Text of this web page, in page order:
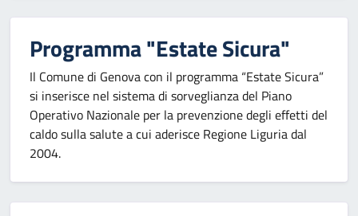
Programma "Estate Sicura"
Il Comune di Genova con il programma “Estate Sicura”
si inserisce nel sistema di sorveglianza del Piano
Operativo Nazionale per la prevenzione degli effetti del
caldo sulla salute a cui aderisce Regione Liguria dal
2004.